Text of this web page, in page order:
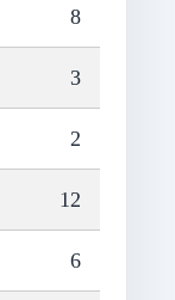
8
3
2
12
6